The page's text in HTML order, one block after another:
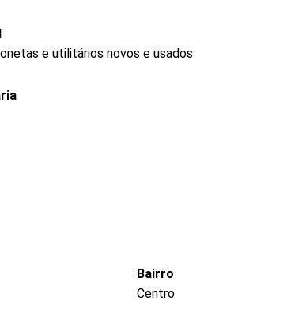
e utilitários novos e usados
Bairro
Centro